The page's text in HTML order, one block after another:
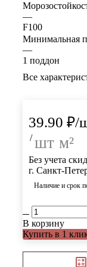
—
F100
Минимальная
—
1 поддон
Все
39.90 ₽/
/ шт м²
Без учета
г. Санкт-
Наличие и срок
В корзину
Купить в 1